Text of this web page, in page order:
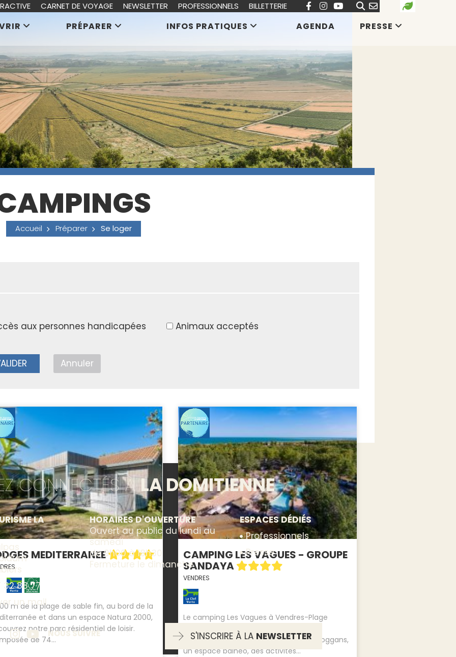
Accueil Préparer Se loger
aux personnes handicapées
Animaux acceptés
Annuler
MEDITERRANEE
m de la plage de sable fin, au bord de la
et dans un espace Natura 2000,
notre parc résidentiel de loisir.
de 74...
CAMPING LES VAGUES - GROUPE
SANDAYA
VENDRES
Le camping Les Vagues à Vendres-Plage
propose un parc aquatique de 500 m²,
comprenant une pataugeoire, des toboggans,
un espace balnéo, des activités...
PRÉPARER INFOS PRATIQUES AGENDA PRESSE
CARNET DE VOYAGE NEWSLETTER PROFESSIONNELS BILLETTERIE
CONNECTÉS ÀLA DOMITIENNE
LA
88 77
un mail
HORAIRES D'OUVERTURE
Ouvert au public du lundi au
samedi
de 9h00 à 18h30
Fermeture le dimanche
ESPACES DÉDIÉS
Professionnels
Presse
NOUS SUIVRE S'INSCRIRE À LA NEWSLETTER